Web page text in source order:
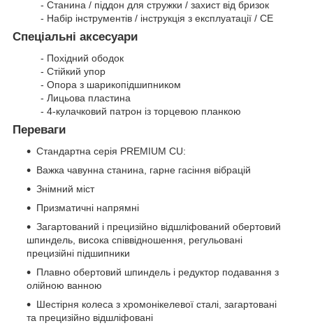
- Станина / піддон для стружки / захист від бризок
- Набір інструментів / інструкція з експлуатації / CE
Спеціальні аксесуари
- Похідний ободок
- Стійкий упор
- Опора з шарикопідшипником
- Лицьова пластина
- 4-кулачковий патрон із торцевою планкою
Переваги
Стандартна серія PREMIUM CU:
Важка чавунна станина, гарне гасіння вібрацій
Знімний міст
Призматичні напрямні
Загартований і прецизійно відшліфований обертовий
шпиндель, висока співвідношення, регульовані
прецизійні підшипники
Плавно обертовий шпиндель і редуктор подавання з
олійною ванною
Шестірня колеса з хромонікелевої сталі, загартовані
та прецизійно відшліфовані